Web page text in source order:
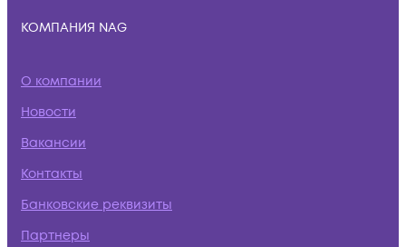
КОМПАНИЯ NAG
О компании
Новости
Вакансии
Контакты
Банковские реквизиты
Партнеры